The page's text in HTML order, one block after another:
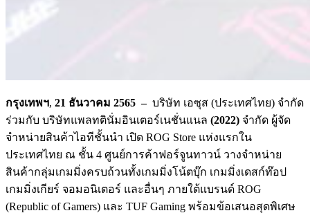
กรุงเทพฯ, 21 ธันวาคม 2565 – บริษัท เอซุส (ประเทศไทย) จำกัด
ร่วมกับ บริษัทแพลทตินั่มอินเตอร์เนชั่นแนล (2022) จำกัด ผู้จัด
จำหน่ายสินค้าไอทีชั้นนำ เปิด ROG Store แห่งแรกใน
ประเทศไทย ณ ชั้น 4 ศูนย์การค้าฟอร์จูนทาวน์ วางจำหน่าย
สินค้ากลุ่มเกมมิ่งครบถ้วนทั้งเกมมิ่งโน้ตบุ๊ก เกมมิ่งเดสก์ท๊อป
เกมมิ่งเกียร์ จอมอนิเตอร์ และอื่นๆ ภายใต้แบรนด์ ROG
(Republic of Gamers) และ TUF Gaming พร้อมข้อเสนอสุดพิเศษ